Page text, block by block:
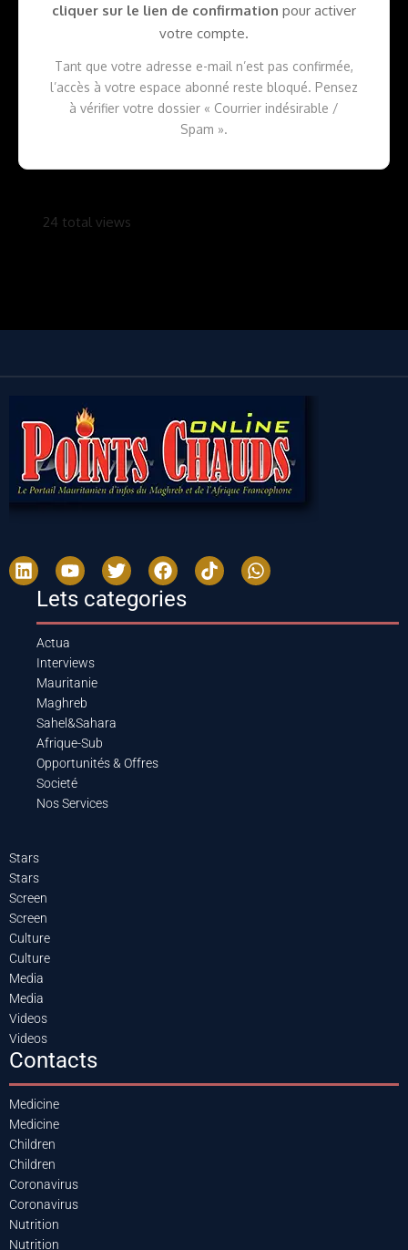
cliquer sur le lien de confirmation pour activer
votre compte.
Tant que votre adresse e-mail n’est pas confirmée,
l’accès à votre espace abonné reste bloqué. Pensez
à vérifier votre dossier « Courrier indésirable /
Spam ».
24 total views
Lets categories
Actua
Interviews
Mauritanie
Maghreb
Sahel&Sahara
Afrique-Sub
Opportunités & Offres
Societé
Nos Services
Stars
Stars
Screen
Screen
Culture
Culture
Media
Media
Videos
Videos
Contacts
Medicine
Medicine
Children
Children
Coronavirus
Coronavirus
Nutrition
Nutrition